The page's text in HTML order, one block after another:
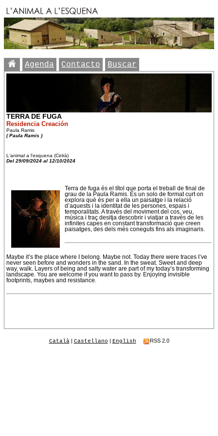
Agenda Contacto Buscar
TERRA DE FUGA
Residencia Creación
Paula Ramis
( Paula Ramis )
L'animal a l'esquena (Celrà)
Del 29/09/2024 al 12/10/2024
Terra de fuga és el títol que porta el treball de final de
grau de la Paula Ramis. És un solo de format curt on
explora què és per a ella un paisatge i la relació
d’aquests i la identitat de les persones, espais i
temporalitats. A través del moviment del cos, veu,
música i traç desitja descobrir i viatjar a través de les
infinites capes en constant transformació que creen
paisatges, des dels més coneguts fins als imaginaris.
Maybe it’s the place where I belong. Maybe not. Today there were traces I’ve
never seen before and wonders in the sand. In the sweat. Sweet and deep
way, walk. Layers of being and salty water are part of my today’s transforming
landscape. You are welcome if you want to pass by. Enjoying invisible
footprints, maybes and resistance.
Català | Castellano | English RSS 2.0